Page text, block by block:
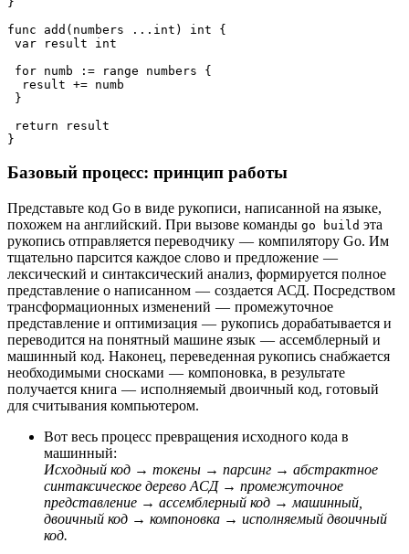
func add(numbers ...int) int {
var result int
for numb := range numbers {
  result += numb
}
return result
}
Базовый процесс: принцип работы
Представьте код Go в виде рукописи, написанной на языке,
похожем на английский. При вызове команды go build эта
рукопись отправляется переводчику — компилятору Go. Им
тщательно парсится каждое слово и предложение —
лексический и синтаксический анализ, формируется полное
представление о написанном — создается АСД. Посредством
трансформационных изменений — промежуточное
представление и оптимизация — рукопись дорабатывается и
переводится на понятный машине язык — ассемблерный и
машинный код. Наконец, переведенная рукопись снабжается
необходимыми сносками — компоновка, в результате
получается книга — исполняемый двоичный код, готовый
для считывания компьютером.
Вот весь процесс превращения исходного кода в
машинный:
Исходный код → токены → парсинг → абстрактное
синтаксическое дерево АСД → промежуточное
представление → ассемблерный код → машинный,
двоичный код → компоновка → исполняемый двоичный
код.